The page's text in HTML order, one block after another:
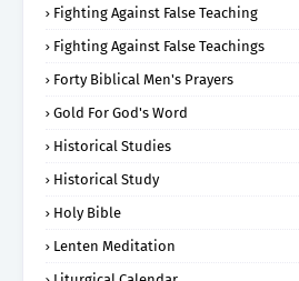
Fighting Against False Teaching
Fighting Against False Teachings
Forty Biblical Men's Prayers
Gold For God's Word
Historical Studies
Historical Study
Holy Bible
Lenten Meditation